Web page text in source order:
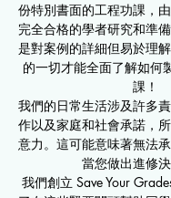
份特別書面的工程功課，
完全合格的學者研究和準
是對案例的詳細但易於理
的一切才能全面了解如何
課！
我們的日常生活涉及許多
作以及家庭和社會承諾，
意力。這可能意味著無法
當您做出進修決
我們創立 Save Your